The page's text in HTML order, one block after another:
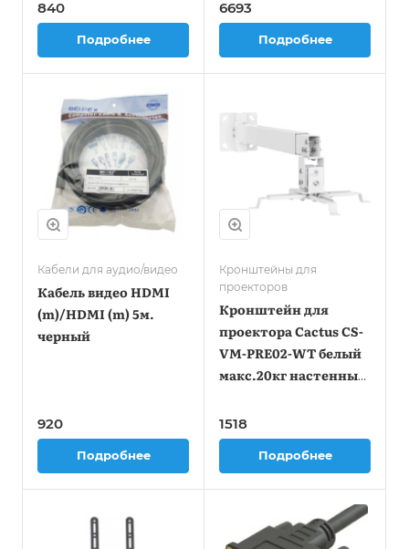
840
Подробнее
6693
Подробнее
Кабели для аудио/видео
Кабель видео HDMI
(m)/HDMI (m) 5м.
черный
920
Подробнее
Кронштейны для
проекторов
Кронштейн для
проектора Cactus CS-
VM-PRE02-WT белый
макс.20кг настенный
поворот и наклон
1518
Подробнее